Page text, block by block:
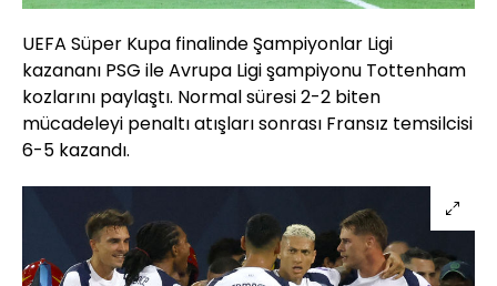
UEFA Süper Kupa finalinde Şampiyonlar Ligi
kazananı PSG ile Avrupa Ligi şampiyonu Tottenham
kozlarını paylaştı. Normal süresi 2-2 biten
mücadeleyi penaltı atışları sonrası Fransız temsilcisi
6-5 kazandı.